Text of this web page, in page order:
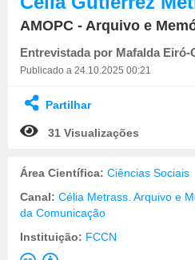
AMOPC - Arquivo e Memória Oral
Publicado a 24.10.2025 00:21
Partilhar
31 Visualizações
Área Científica: Ciências Sociais
Canal: Célia Metrass. Arquivo e
da Comunicação
Instituição: FCCN